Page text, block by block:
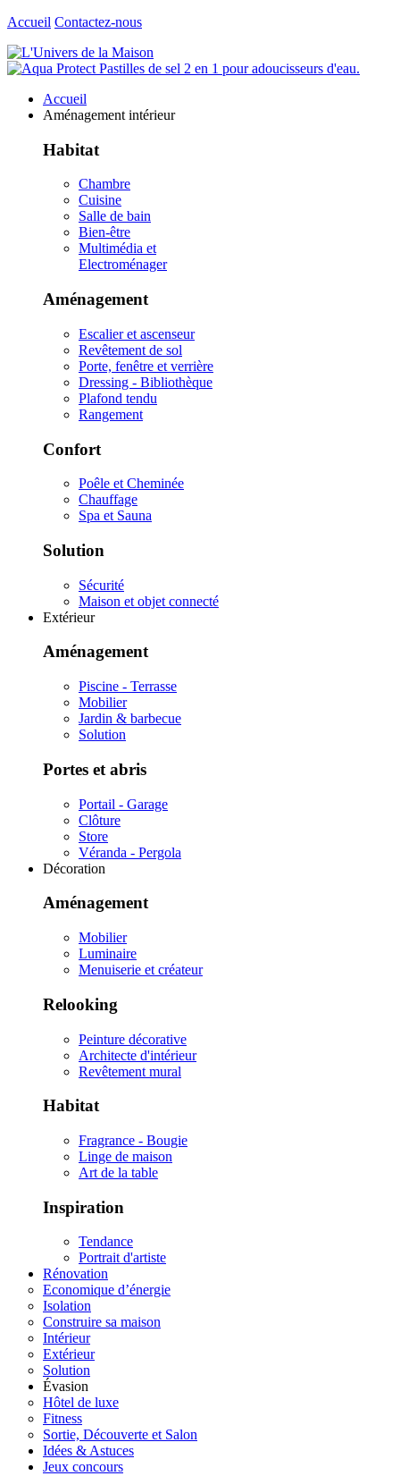
Accueil Contactez-nous
Accueil
Aménagement intérieur
Habitat
Chambre
Cuisine
Salle de bain
Bien-être
Multimédia et
Electroménager
Aménagement
Escalier et ascenseur
Revêtement de sol
Porte, fenêtre et verrière
Dressing - Bibliothèque
Plafond tendu
Rangement
Confort
Poêle et Cheminée
Chauffage
Spa et Sauna
Solution
Sécurité
Maison et objet connecté
Extérieur
Aménagement
Piscine - Terrasse
Mobilier
Jardin & barbecue
Solution
Portes et abris
Portail - Garage
Clôture
Store
Véranda - Pergola
Décoration
Aménagement
Mobilier
Luminaire
Menuiserie et créateur
Relooking
Peinture décorative
Architecte d'intérieur
Revêtement mural
Habitat
Fragrance - Bougie
Linge de maison
Art de la table
Inspiration
Tendance
Portrait d'artiste
Rénovation
Economique d’énergie
Isolation
Construire sa maison
Intérieur
Extérieur
Solution
Évasion
Hôtel de luxe
Fitness
Sortie, Découverte et Salon
Idées & Astuces
Jeux concours